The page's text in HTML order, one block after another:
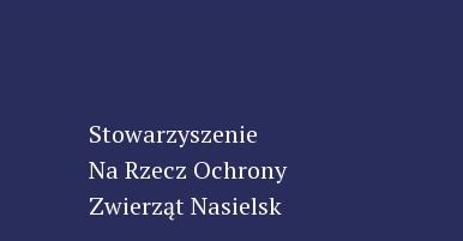
Stowarzyszenie
Na Rzecz Ochrony
Zwierząt Nasielsk